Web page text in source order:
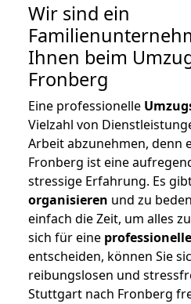
Wir sind ein
Ihnen beim
Fronberg
Eine professionelle
Vielzahl von
Arbeit abzunehmen, denn
Fronberg ist eine
stressige Erfahrung. Es
organisieren und zu
einfach die Zeit, um alles
sich für eine
entscheiden, können Sie
reibungslosen und
Stuttgart nach Fronberg